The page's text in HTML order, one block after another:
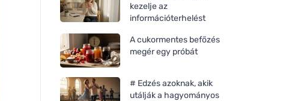
kezelje az
információterhelést
A cukormentes befőzés
megér egy próbát
# Edzés azoknak, akik
utálják a hagyományos